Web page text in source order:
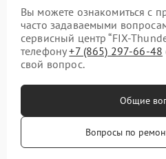
Вы можете ознакомиться с
часто задаваемыми
сервисный центр “FIX-
телефону+7 (865) 297-66-48
свой вопрос.
Общие
Вопросы по